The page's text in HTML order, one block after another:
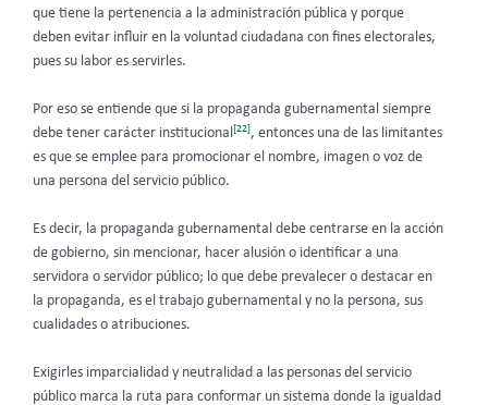
que tiene la pertenencia a la administración pública y porque
deben evitar influir en la voluntad ciudadana con fines electorales,
pues su labor es servirles.
Por eso se entiende que si la propaganda gubernamental siempre
debe tener carácter institucional [22], entonces una de las limitantes
es que se emplee para promocionar el nombre, imagen o voz de
una persona del servicio público.
Es decir, la propaganda gubernamental debe centrarse en la acción
de gobierno, sin mencionar, hacer alusión o identificar a una
servidora o servidor público; lo que debe prevalecer o destacar en
la propaganda, es el trabajo gubernamental y no la persona, sus
cualidades o atribuciones.
Exigirles imparcialidad y neutralidad a las personas del servicio
público marca la ruta para conformar un sistema donde la igualdad